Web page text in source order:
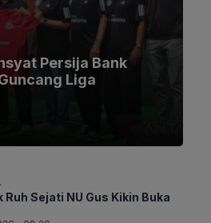
Persija Bank
Liga
Ruh Sejati NU Gus Kikin Buka